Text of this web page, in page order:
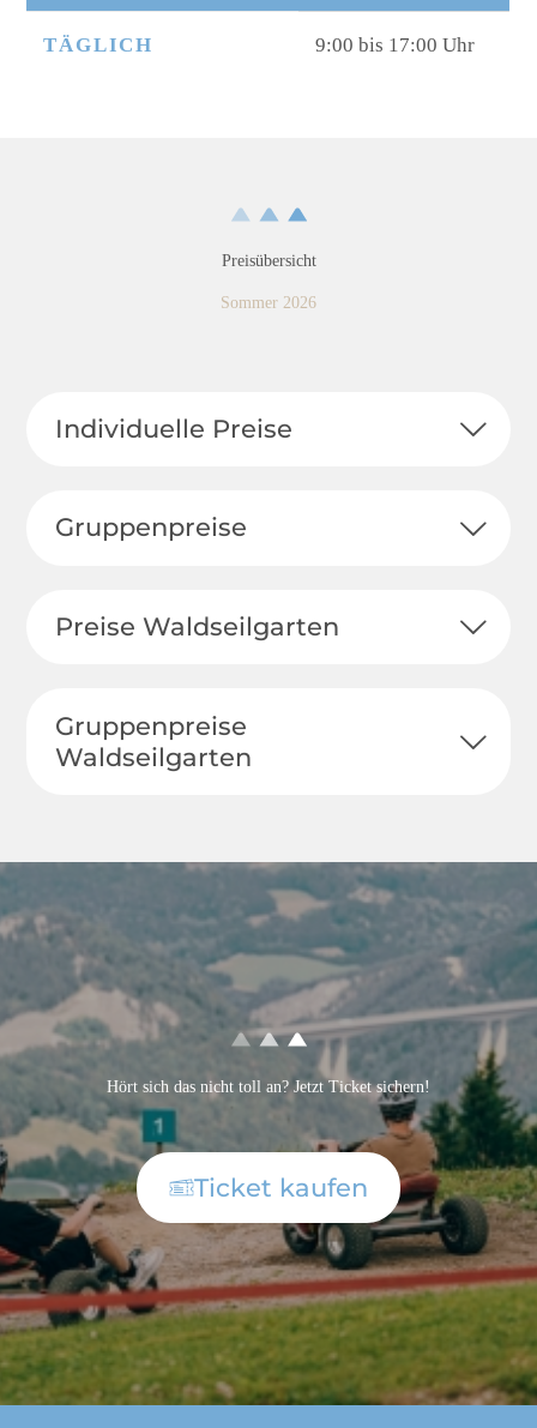
TÄGLICH 9:00 bis 17:00 Uhr
Preisübersicht
Sommer 2026
Individuelle Preise
Gruppenpreise
Preise Waldseilgarten
Gruppenpreise
Waldseilgarten
Hört sich das nicht toll an? Jetzt Ticket sichern!
Ticket kaufen